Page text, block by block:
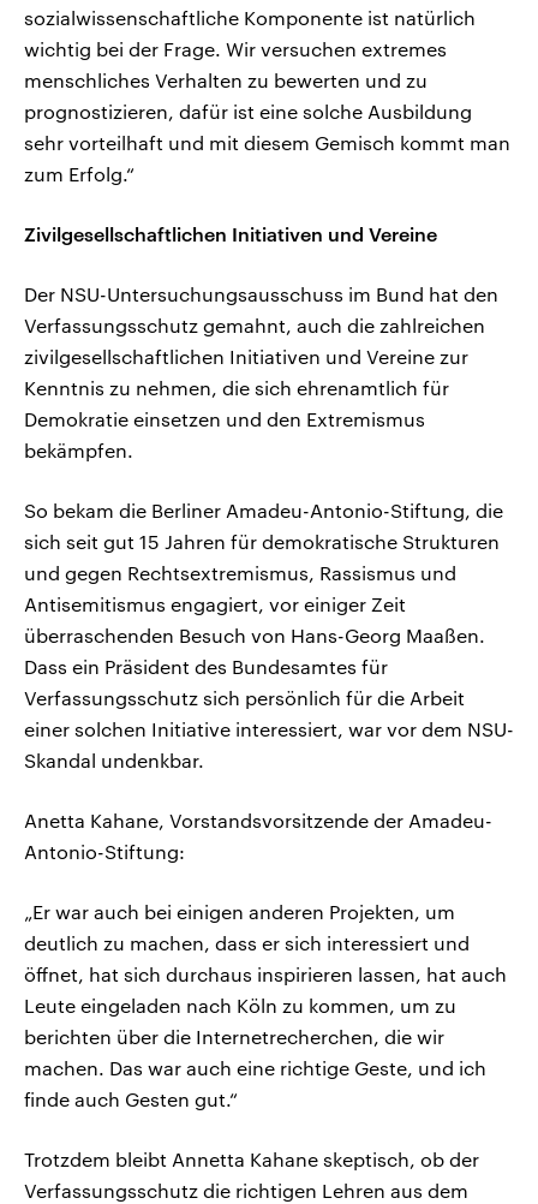
sozialwissenschaftliche Komponente ist natürlich
wichtig bei der Frage. Wir versuchen extremes
menschliches Verhalten zu bewerten und zu
prognostizieren, dafür ist eine solche Ausbildung
sehr vorteilhaft und mit diesem Gemisch kommt man
zum Erfolg.“
Zivilgesellschaftlichen Initiativen und Vereine
Der NSU-Untersuchungsausschuss im Bund hat den
Verfassungsschutz gemahnt, auch die zahlreichen
zivilgesellschaftlichen Initiativen und Vereine zur
Kenntnis zu nehmen, die sich ehrenamtlich für
Demokratie einsetzen und den Extremismus
bekämpfen.
So bekam die Berliner Amadeu-Antonio-Stiftung, die
sich seit gut 15 Jahren für demokratische Strukturen
und gegen Rechtsextremismus, Rassismus und
Antisemitismus engagiert, vor einiger Zeit
überraschenden Besuch von Hans-Georg Maaßen.
Dass ein Präsident des Bundesamtes für
Verfassungsschutz sich persönlich für die Arbeit
einer solchen Initiative interessiert, war vor dem NSU-
Skandal undenkbar.
Anetta Kahane, Vorstandsvorsitzende der Amadeu-
Antonio-Stiftung:
„Er war auch bei einigen anderen Projekten, um
deutlich zu machen, dass er sich interessiert und
öffnet, hat sich durchaus inspirieren lassen, hat auch
Leute eingeladen nach Köln zu kommen, um zu
berichten über die Internetrecherchen, die wir
machen. Das war auch eine richtige Geste, und ich
finde auch Gesten gut.“
Trotzdem bleibt Annetta Kahane skeptisch, ob der
Verfassungsschutz die richtigen Lehren aus dem